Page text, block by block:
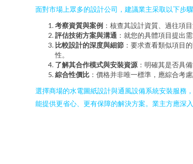
面對市場上眾多的設計公司，建議業主采取以下步
考察資質與案例 ：核查其設計資質、過往項
評估技術方案與溝通 ：就您的具體項目提出
比較設計的深度與細節 ：要求查看類似項目
性。
了解其合作模式與安裝資源 ：明確其是否具
綜合性價比 ：價格并非唯一標準，應綜合考
選擇商場的水電圖紙設計與通風設備系統安裝服務
能提供更省心、更有保障的解決方案。業主方應深